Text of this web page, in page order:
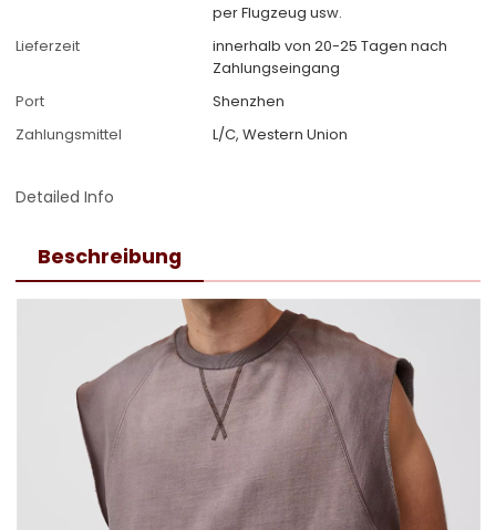
per Flugzeug usw.
Lieferzeit
innerhalb von 20-25 Tagen nach
Zahlungseingang
Port
Shenzhen
Zahlungsmittel
L/C, Western Union
Detailed Info
Beschreibung